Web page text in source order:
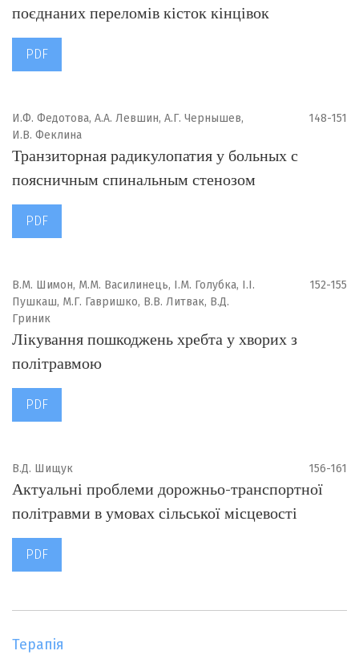
поєднаних переломів кісток кінцівок
PDF
И.Ф. Федотова, А.А. Левшин, А.Г. Чернышев,
И.В. Феклина
148-151
Транзиторная радикулопатия у больных с
поясничным спинальным стенозом
PDF
В.М. Шимон, М.М. Василинець, І.М. Голубка, І.І.
Пушкаш, М.Г. Гавришко, В.В. Литвак, В.Д.
Гриник
152-155
Лікування пошкоджень хребта у хворих з
політравмою
PDF
В.Д. Шищук 156-161
Актуальні проблеми дорожньо-транспортної
політравми в умовах сільської місцевості
PDF
Терапія